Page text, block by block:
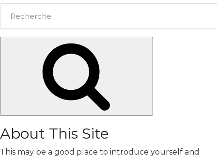
About This Site
This may be a good place to introduce yourself and